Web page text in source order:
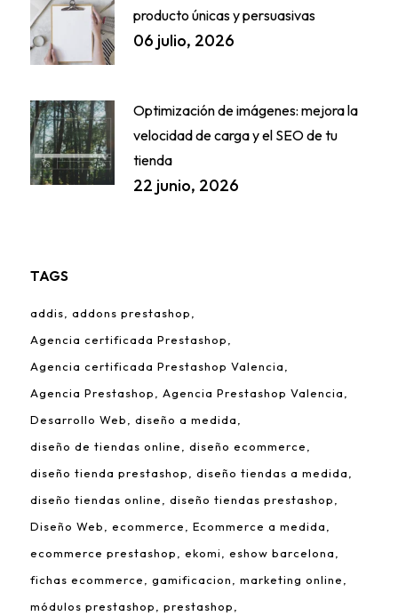
producto únicas y persuasivas
06 julio, 2026
Optimización de imágenes: mejora la
velocidad de carga y el SEO de tu
tienda
22 junio, 2026
TAGS
addis
addons prestashop
Agencia certificada Prestashop
Agencia certificada Prestashop Valencia
Agencia Prestashop
Agencia Prestashop Valencia
Desarrollo Web
diseño a medida
diseño de tiendas online
diseño ecommerce
diseño tienda prestashop
diseño tiendas a medida
diseño tiendas online
diseño tiendas prestashop
Diseño Web
ecommerce
Ecommerce a medida
ecommerce prestashop
ekomi
eshow barcelona
fichas ecommerce
gamificacion
marketing online
módulos prestashop
prestashop